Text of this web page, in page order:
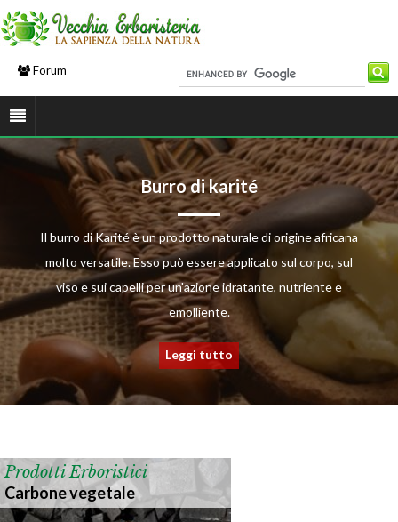
Forum
Burro di karité
Il burro di Karité è un prodotto naturale di origine africana
molto versatile. Esso può essere applicato sul corpo, sul
viso e sui capelli per un'azione idratante, nutriente e
emolliente.
Leggi tutto
Prodotti Erboristici
Carbone vegetale